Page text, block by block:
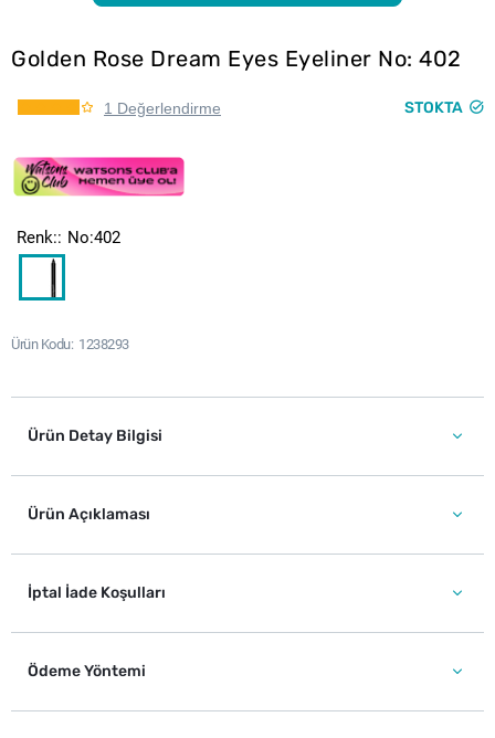
Golden Rose Dream Eyes Eyeliner No: 402
1 Değerlendirme STOKTA
Ürün Kodu 1238293
Renk: No:402
Ürün Detay Bilgisi
Ürün Açıklaması
İptal İade Koşulları
Ödeme Yöntemi